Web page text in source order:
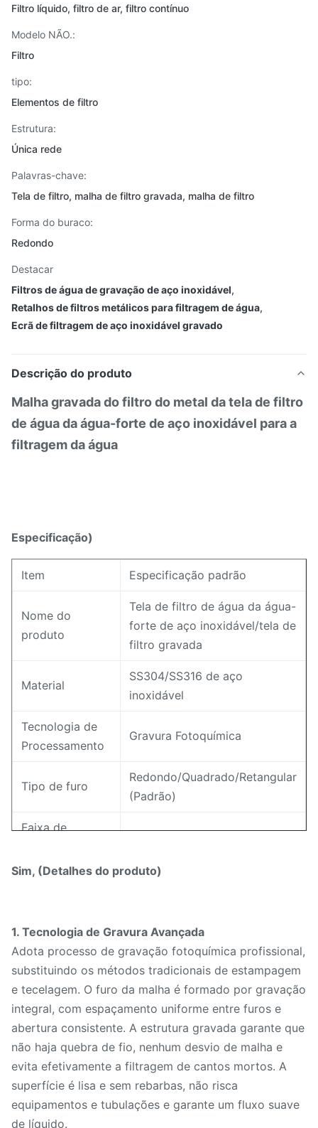
Filtro líquido, filtro de ar, filtro contínuo
Modelo NÃO.:
Filtro
tipo:
Elementos de filtro
Estrutura:
Única rede
Palavras-chave:
Tela de filtro, malha de filtro gravada, malha de filtro
Forma do buraco:
Redondo
Destacar
Filtros de água de gravação de aço inoxidável,
Retalhos de filtros metálicos para filtragem de água,
Ecrã de filtragem de aço inoxidável gravado
Descrição do produto
Malha gravada do filtro do metal da tela de filtro
de água da água-forte de aço inoxidável para a
filtragem da água
Especificação)
Item Especificação padrão
Nome do
produto
Tela de filtro de água da água-
forte de aço inoxidável/tela de
filtro gravada
Material
SS304/SS316 de aço
inoxidável
Tecnologia de
Processamento
Gravura Fotoquímica
Tipo de furo
Redondo/Quadrado/Retangular
(Padrão)
Faixa de
Espessura da
Recurso
Superfície lisa, sem rebarbas,
resistente à corrosão,
reutilizável, fácil de limpar
Aplicativo
Filtração de água, filtragem de
líquidos, filtro doméstico,
pequenos equipamentos
industriais
Quantidade
mínima
10 PCS (tamanho padrão em
estoque)
Sim, (Detalhes do produto)
1. Tecnologia de Gravura Avançada
Adota processo de gravação fotoquímica profissional,
substituindo os métodos tradicionais de estampagem
e tecelagem. O furo da malha é formado por gravação
integral, com espaçamento uniforme entre furos e
abertura consistente. A estrutura gravada garante que
não haja quebra de fio, nenhum desvio de malha e
evita efetivamente a filtragem de cantos mortos. A
superfície é lisa e sem rebarbas, não risca
equipamentos e tubulações e garante um fluxo suave
de líquido.